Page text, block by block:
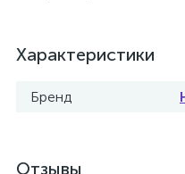
Характеристики
Бренд
Отзывы